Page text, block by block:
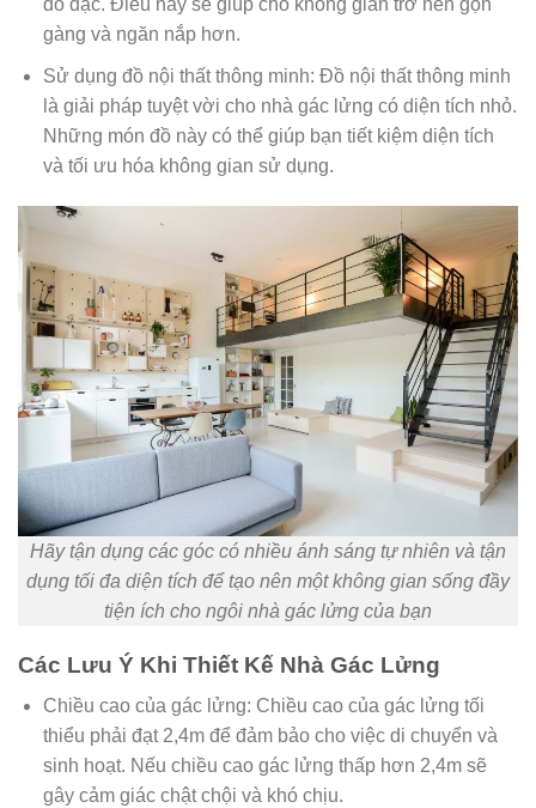
đồ đạc. Điều này sẽ giúp cho không gian trở nên gọn
gàng và ngăn nắp hơn.
Sử dụng đồ nội thất thông minh: Đồ nội thất thông minh
là giải pháp tuyệt vời cho nhà gác lửng có diện tích nhỏ.
Những món đồ này có thể giúp bạn tiết kiệm diện tích
và tối ưu hóa không gian sử dụng.
Hãy tận dụng các góc có nhiều ánh sáng tự nhiên và tận
dụng tối đa diện tích để tạo nên một không gian sống đầy
tiện ích cho ngôi nhà gác lửng của bạn
Các Lưu Ý Khi Thiết Kế Nhà Gác Lửng
Chiều cao của gác lửng: Chiều cao của gác lửng tối
thiểu phải đạt 2,4m để đảm bảo cho việc di chuyển và
sinh hoạt. Nếu chiều cao gác lửng thấp hơn 2,4m sẽ
gây cảm giác chật chội và khó chịu.